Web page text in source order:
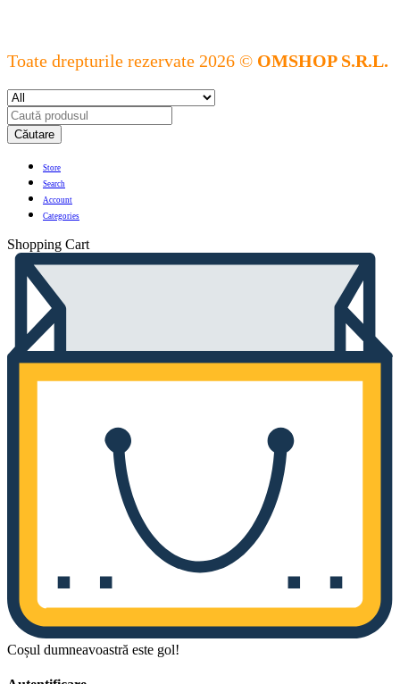
Toate drepturile rezervate 2026 © OMSHOP S.R.L.
Căutare
Store
Search
Account
Categories
Shopping Cart
Coșul dumneavoastră este gol!